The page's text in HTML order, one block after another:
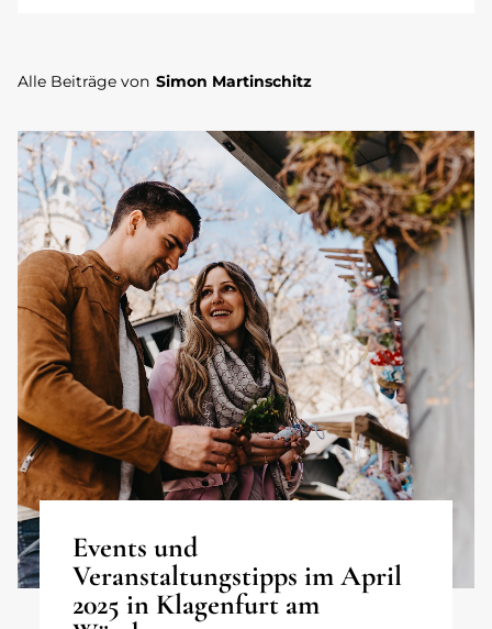
Alle Beiträge von Simon Martinschitz
Events und
Veranstaltungstipps im April
2025 in Klagenfurt am